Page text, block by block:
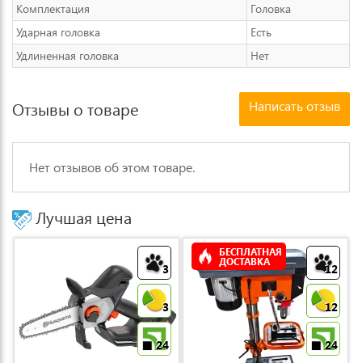
Комплектация
Головка
Ударная головка
Есть
Удлиненная головка
Нет
Отзывы о товаре Написать отзыв
Нет отзывов об этом товаре.
Лучшая цена
3
3
24
12
12
24
БЕСПЛАТНАЯ
ДОСТАВКА